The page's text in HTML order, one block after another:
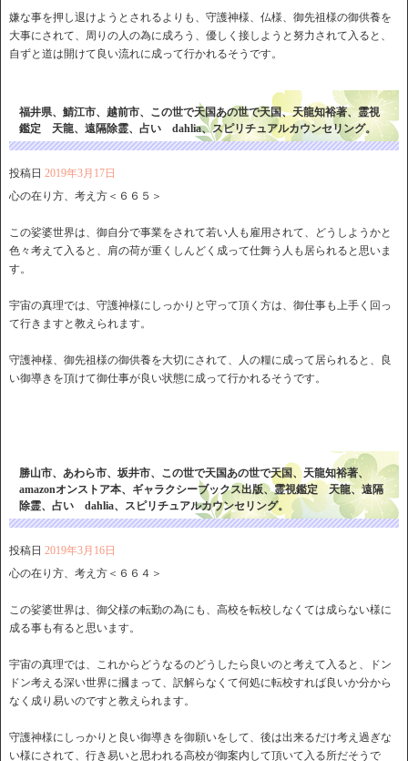
嫌な事を押し退けようとされるよりも、守護神様、仏様、御先祖様の御供養を
大事にされて、周りの人の為に成ろう、優しく接しようと努力されて入ると、
自ずと道は開けて良い流れに成って行かれるそうです。
福井県、鯖江市、越前市、この世で天国あの世で天国、天龍知裕著、霊視
鑑定 天龍、遠隔除霊、占い dahlia、スピリチュアルカウンセリング。
投稿日 2019年3月17日
心の在り方、考え方＜６６５＞
この娑婆世界は、御自分で事業をされて若い人も雇用されて、どうしようかと
色々考えて入ると、肩の荷が重くしんどく成って仕舞う人も居られると思いま
す。
宇宙の真理では、守護神様にしっかりと守って頂く方は、御仕事も上手く回っ
て行きますと教えられます。
守護神様、御先祖様の御供養を大切にされて、人の糧に成って居られると、良
い御導きを頂けて御仕事が良い状態に成って行かれるそうです。
勝山市、あわら市、坂井市、この世で天国あの世で天国、天龍知裕著、
amazonオンストア本、ギャラクシーブックス出版、霊視鑑定 天龍、遠隔
除霊、占い dahlia、スピリチュアルカウンセリング。
投稿日 2019年3月16日
心の在り方、考え方＜６６４＞
この娑婆世界は、御父様の転勤の為にも、高校を転校しなくては成らない様に
成る事も有ると思います。
宇宙の真理では、これからどうなるのどうしたら良いのと考えて入ると、ドン
ドン考える深い世界に摑まって、訳解らなくて何処に転校すれば良いか分から
なく成り易いのですと教えられます。
守護神様にしっかりと良い御導きを御願いをして、後は出来るだけ考え過ぎな
い様にされて、行き易いと思われる高校が御案内して頂いて入る所だそうで